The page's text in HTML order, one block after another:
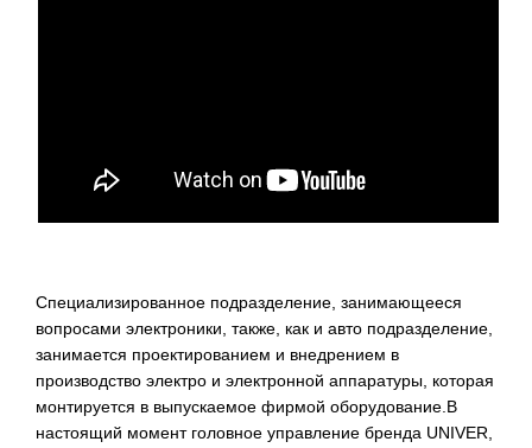
Специализированное подразделение, занимающееся
вопросами электроники, также, как и авто подразделение,
занимается проектированием и внедрением в
производство электро и электронной аппаратуры, которая
монтируется в выпускаемое фирмой оборудование.В
настоящий момент головное управление бренда UNIVER,